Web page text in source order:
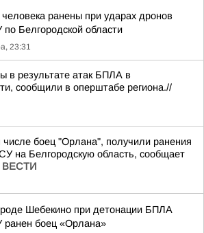
ранены при ударах дронов
Белгородской области
23:31
в результате атак БПЛА в
сообщили в оперштабе региона.//
боец "Орлана", получили ранения
на Белгородскую область, сообщает
ВЕСТИ
Шебекино при детонации БПЛА
ранен боец «Орлана»